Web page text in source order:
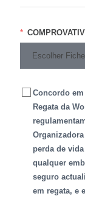
Escolher
Concordo
Regata da
perda de
qualquer
seguro
em regata, e